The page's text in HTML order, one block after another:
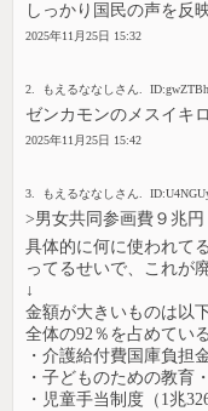
しっかり国民の声を反
2025年11月25日 15:32
2. もえるななしさん.
ゼンカモンのメスイキ
2025年11月25日 15:42
3. もえるななしさん.
>男女共同参画費９兆円
具体的に何に使われて
ってるせいで、これが
↓
金額が大きいものは以
全体の92％を占めている
・介護給付費国庫負担
・子どものための教育
・児童手当制度（1兆